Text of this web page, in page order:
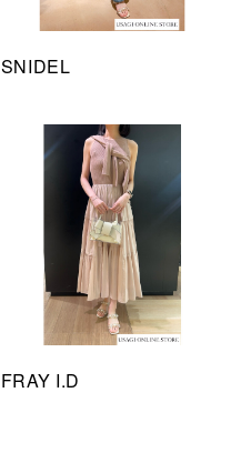
SNIDEL
FRAY I.D